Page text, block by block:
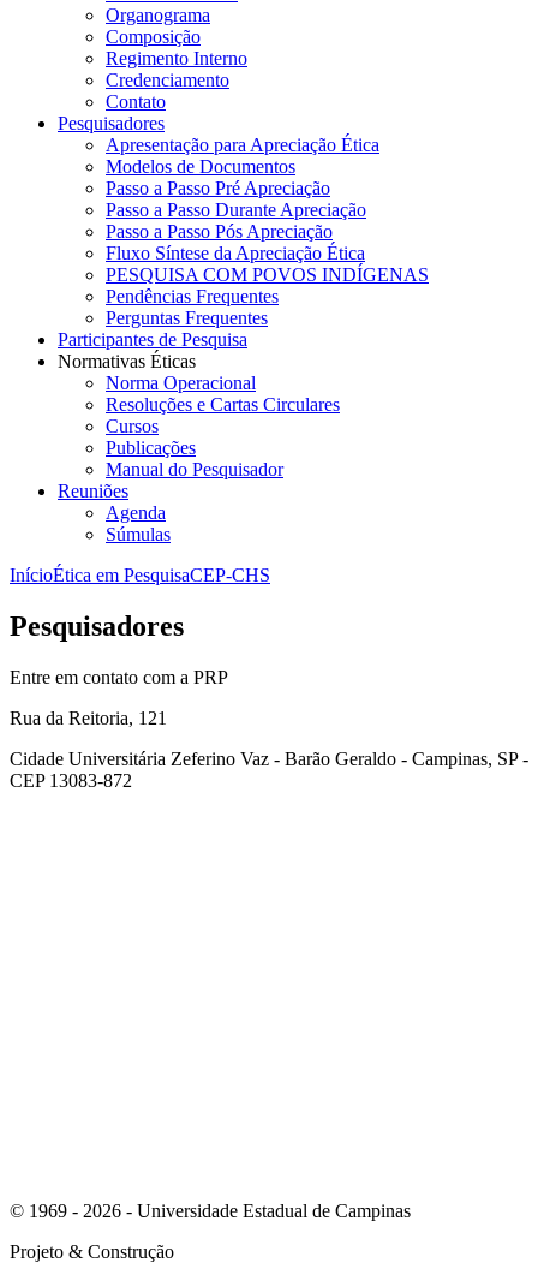
Organograma
Composição
Regimento Interno
Credenciamento
Contato
Pesquisadores
Apresentação para Apreciação Ética
Modelos de Documentos
Passo a Passo Pré Apreciação
Passo a Passo Durante Apreciação
Passo a Passo Pós Apreciação
Fluxo Síntese da Apreciação Ética
PESQUISA COM POVOS INDÍGENAS
Pendências Frequentes
Perguntas Frequentes
Participantes de Pesquisa
Normativas Éticas
Norma Operacional
Resoluções e Cartas Circulares
Cursos
Publicações
Manual do Pesquisador
Reuniões
Agenda
Súmulas
InícioÉtica em PesquisaCEP-CHS
Pesquisadores
Entre em contato com a PRP
Rua da Reitoria, 121
Cidade Universitária Zeferino Vaz - Barão Geraldo - Campinas, SP -
CEP 13083-872
© 1969 - 2026 - Universidade Estadual de Campinas
Projeto & Construção